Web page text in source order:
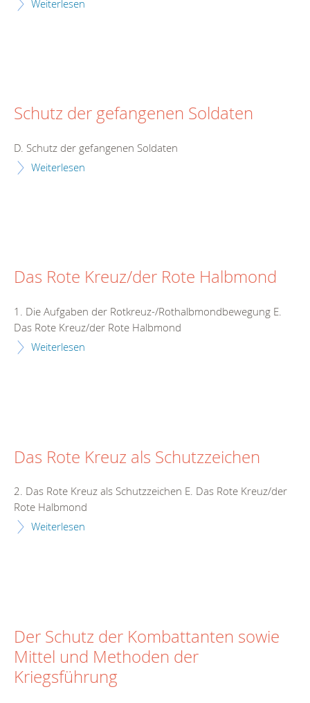
Weiterlesen
Schutz der gefangenen Soldaten
D. Schutz der gefangenen Soldaten
Weiterlesen
Das Rote Kreuz/der Rote Halbmond
1. Die Aufgaben der Rotkreuz-/Rothalbmondbewegung E.
Das Rote Kreuz/der Rote Halbmond
Weiterlesen
Das Rote Kreuz als Schutzzeichen
2. Das Rote Kreuz als Schutzzeichen E. Das Rote Kreuz/der
Rote Halbmond
Weiterlesen
Der Schutz der Kombattanten sowie
Mittel und Methoden der
Kriegsführung